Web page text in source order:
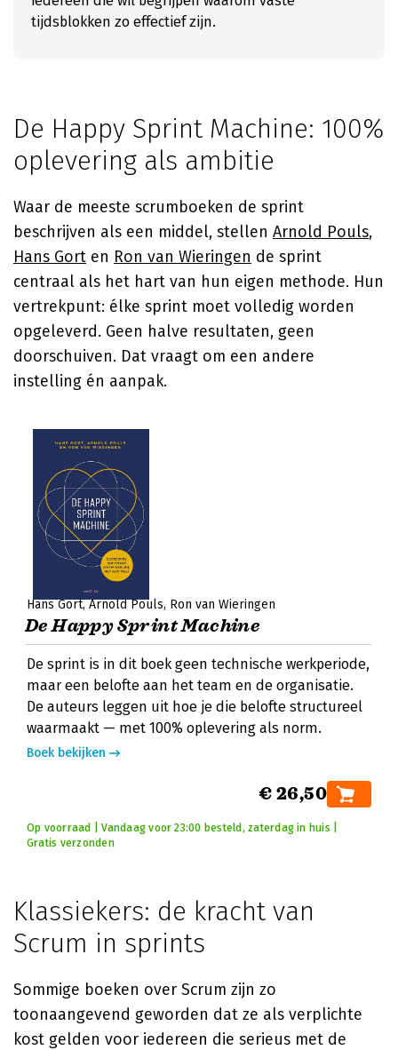
tijdsblokken zo effectief zijn.
De Happy Sprint Machine: 100%
oplevering als ambitie
Waar de meeste scrumboeken de sprint
beschrijven als een middel, stellen Arnold Pouls,
Hans Gort en Ron van Wieringen de sprint
centraal als het hart van hun eigen methode. Hun
vertrekpunt: élke sprint moet volledig worden
opgeleverd. Geen halve resultaten, geen
doorschuiven. Dat vraagt om een andere
instelling én aanpak.
Hans Gort Arnold Pouls Ron van Wieringen
De Happy Sprint Machine
De sprint is in dit boek geen technische werkperiode,
maar een belofte aan het team en de organisatie.
De auteurs leggen uit hoe je die belofte structureel
waarmaakt — met 100% oplevering als norm.
Boek bekijken
€ 26,50
Op voorraad | Vandaag voor 23:00 besteld, zaterdag in huis |
Gratis verzonden
Klassiekers: de kracht van
Scrum in sprints
Sommige boeken over Scrum zijn zo
toonaangevend geworden dat ze als verplichte
kost gelden voor iedereen die serieus met de